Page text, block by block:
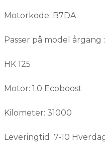
Motorkode: B7DA
Passer på model årgang
HK 125
Motor: 1.0 Ecoboost
Kilometer: 31000
Leveringtid 7-10